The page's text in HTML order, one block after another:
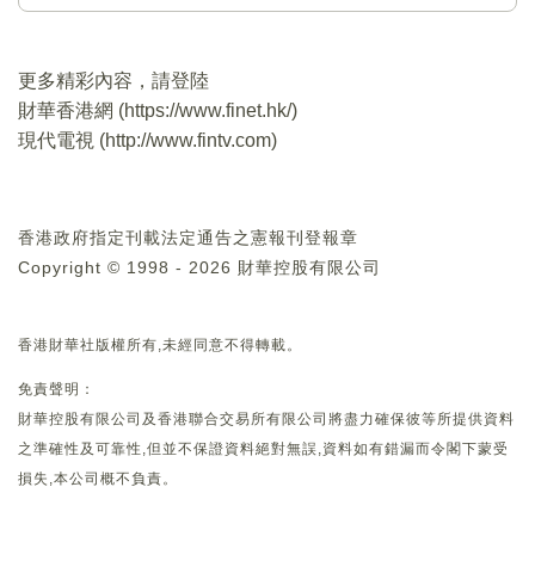
更多精彩內容，請登陸
財華香港網 (https://www.finet.hk/)
現代電視 (http://www.fintv.com)
香港政府指定刊載法定通告之憲報刊登報章
Copyright © 1998 - 2026 財華控股有限公司
香港財華社版權所有,未經同意不得轉載。
免責聲明：
財華控股有限公司及香港聯合交易所有限公司將盡力確保彼等所提供資料
之準確性及可靠性,但並不保證資料絕對無誤,資料如有錯漏而令閣下蒙受
損失,本公司概不負責。